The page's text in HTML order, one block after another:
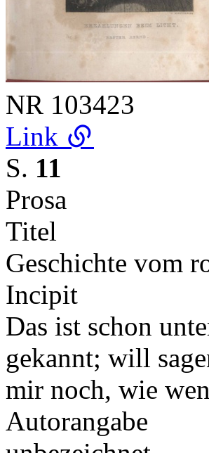
NR 103423
Link
S. 11
Prosa
Titel
Geschichte vom
Incipit
Das ist schon
gekannt; will
mir noch, wie
Autorangabe